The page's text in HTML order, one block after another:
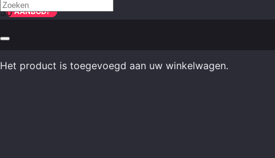
Het product is toegevoegd aan uw winkelwagen.
AANBOD!
AANBOD!